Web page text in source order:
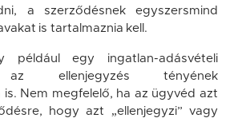
a szerződésnek egyszersmind
is tartalmaznia kell.
például egy ingatlan-adásvételi
az ellenjegyzés tényének
Nem megfelelő, ha az ügyvéd azt
hogy azt „ellenjegyzi” vagy